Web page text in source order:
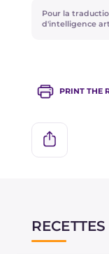
Si vous
aromatiques,
Pour la
d'intelligence
PRINT THE